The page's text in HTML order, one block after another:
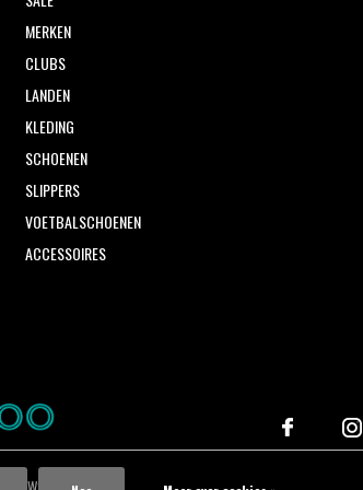
MERKEN
CLUBS
LANDEN
KLEDING
SCHOENEN
SLIPPERS
VOETBALSCHOENEN
ACCESSOIRES